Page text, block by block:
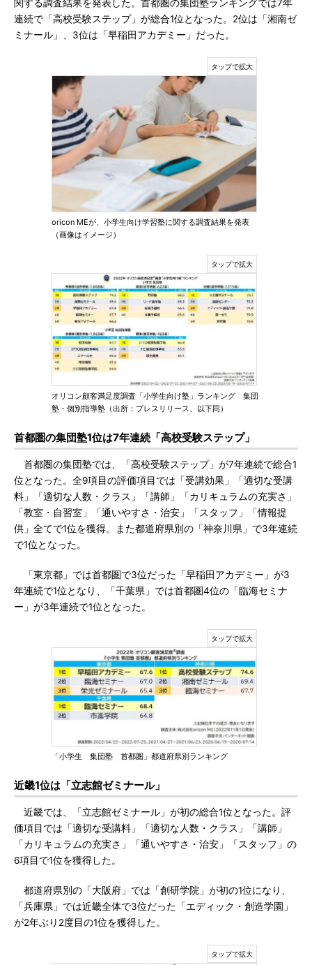
関する調査結果を発表した。首都圏の集団塾ランキングでは7年
連続で「高校受験ステップ」が総合1位となった。2位は「湘南ゼ
ミナール」、3位は「早稲田アカデミー」だった。
oricon MEが、小学生向け学習塾に関する調査結果を発表
（画像はイメージ）
オリコン顧客満足度調査「小学生向け塾」ランキング 集団
塾・個別指導塾（出所：プレスリリース、以下同）
首都圏の集団塾1位は7年連続「高校受験ステップ」
首都圏の集団塾では、「高校受験ステップ」が7年連続で総合1
位となった。全9項目の評価項目では「受講効果」「適切な受講
料」「適切な人数・クラス」「講師」「カリキュラムの充実さ」
「教室・自習室」「通いやすさ・治安」「スタッフ」「情報提
供」全てで1位を獲得。また都道府県別の「神奈川県」で3年連続
で1位となった。
「東京都」では首都圏で3位だった「早稲田アカデミー」が3
年連続で1位となり、「千葉県」では首都圏4位の「臨海セミナ
ー」が3年連続で1位となった。
「小学生 集団塾 首都圏」都道府県別ランキング
近畿1位は「立志館ゼミナール」
近畿では、「立志館ゼミナール」が初の総合1位となった。評
価項目では「適切な受講料」「適切な人数・クラス」「講師」
「カリキュラムの充実さ」「通いやすさ・治安」「スタッフ」の
6項目で1位を獲得した。
都道府県別の「大阪府」では「創研学院」が初の1位になり、
「兵庫県」では近畿全体で3位だった「エディック・創造学園」
が2年ぶり2度目の1位を獲得した。